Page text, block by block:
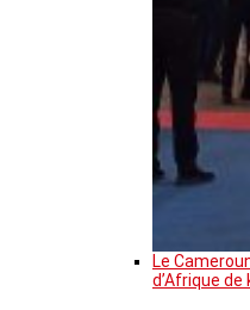
Le
d’Afrique de